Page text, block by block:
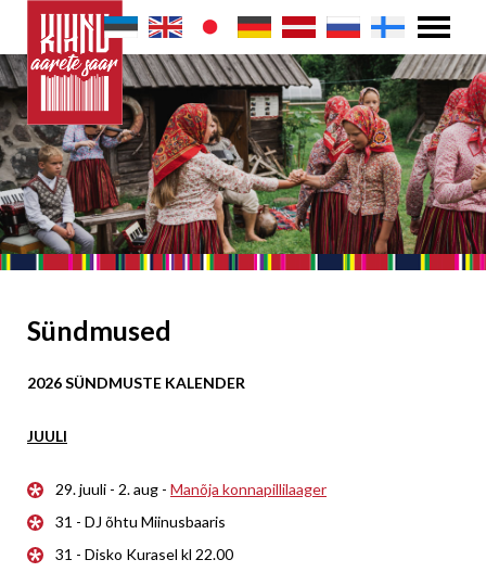
Sündmused
2026 SÜNDMUSTE KALENDER
JUULI
29. juuli - 2. aug - Manõja konnapillilaager
31 - DJ õhtu Miinusbaaris
31 - Disko Kurasel kl 22.00